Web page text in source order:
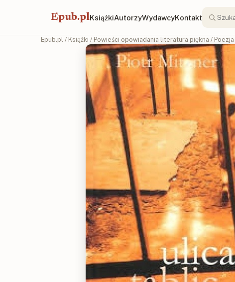
Epub.plKsiążkiAutorzyWydawcyKontakt
Epub.pl / Książki / Powieści opowiadania literatura piękna / Poezja